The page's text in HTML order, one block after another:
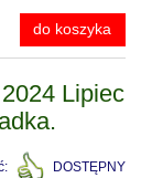
do koszyka
Lipiec
DOSTĘPNY